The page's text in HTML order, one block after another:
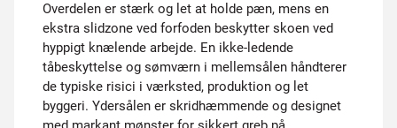
Overdelen er stærk og let at holde pæn, mens en
ekstra slidzone ved forfoden beskytter skoen ved
hyppigt knælende arbejde. En ikke-ledende
tåbeskyttelse og sømværn i mellemsålen håndterer
de typiske risici i værksted, produktion og let
byggeri. Ydersålen er skridhæmmende og designet